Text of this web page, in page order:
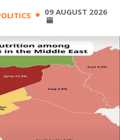
09 AUGUST 2026